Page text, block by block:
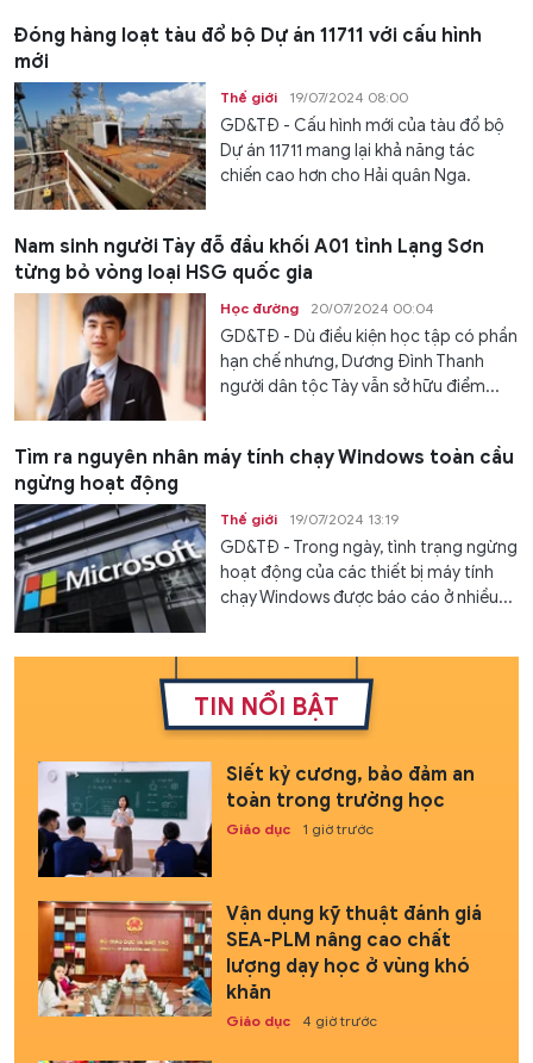
Đóng hàng loạt tàu đổ bộ Dự án 11711 với cấu hình
mới
Thế giới 19/07/2024 08:00
GD&TĐ - Cấu hình mới của tàu đổ bộ
Dự án 11711 mang lại khả năng tác
chiến cao hơn cho Hải quân Nga.
Nam sinh người Tày đỗ đầu khối A01 tỉnh Lạng Sơn
từng bỏ vòng loại HSG quốc gia
Học đường 20/07/2024 00:04
GD&TĐ - Dù điều kiện học tập có phần
hạn chế nhưng, Dương Đình Thanh
người dân tộc Tày vẫn sở hữu điểm...
Tìm ra nguyên nhân máy tính chạy Windows toàn cầu
ngừng hoạt động
Thế giới 19/07/2024 13:19
GD&TĐ - Trong ngày, tình trạng ngừng
hoạt động của các thiết bị máy tính
chạy Windows được báo cáo ở nhiều...
TIN NỔI BẬT
Siết kỷ cương, bảo đảm an
toàn trong trường học
Giáo dục 1 giờ trước
Vận dụng kỹ thuật đánh giá
SEA-PLM nâng cao chất
lượng dạy học ở vùng khó
khăn
Giáo dục 4 giờ trước